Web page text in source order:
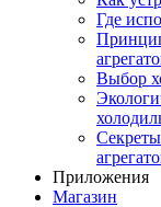
Где
Выбор
Приложения
Магазин